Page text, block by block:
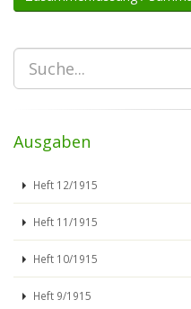
Ausgaben
Heft 12/1915
Heft 11/1915
Heft 10/1915
Heft 9/1915